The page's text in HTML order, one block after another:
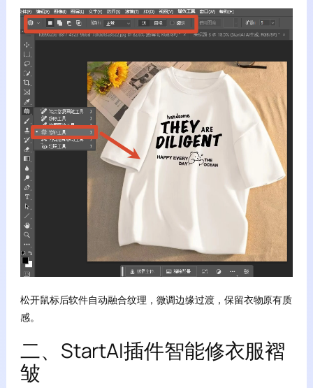
松开鼠标后软件自动融合纹理，微调边缘过渡，保留衣物原有质
感。
二、StartAI插件智能修衣服褶
皱